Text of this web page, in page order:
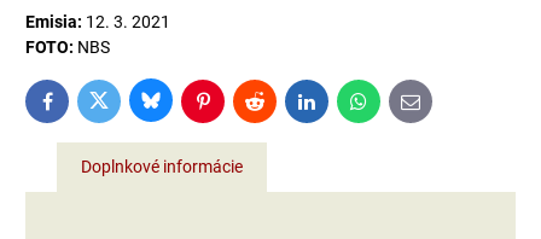
Emisia: 12. 3. 2021
FOTO: NBS
FacebookTwitter BlueskyPinterestReddit LinkedInWhatsApp
E-
mail
Doplnkové informácie